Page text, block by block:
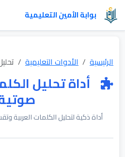
بوابة الأمين التعليمية
الرئيسية الأدوات التعليمية
أداة تحليل
أداة ذكية لتحليل الكلمات العربية